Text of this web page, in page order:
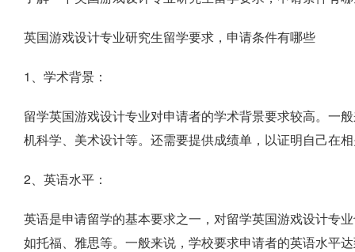
英国游戏设计专业研究生留学要求，申请条件有哪些
1、学术背景：
留学英国游戏设计专业对申请者的学术背景要求较高。一
机科学、美术设计等。还需要提供成绩单，以证明自己在
2、英语水平：
英语是申请留学的基本要求之一，对留学英国游戏设计专
如托福、雅思等。一般来说，学校要求申请者的英语水平